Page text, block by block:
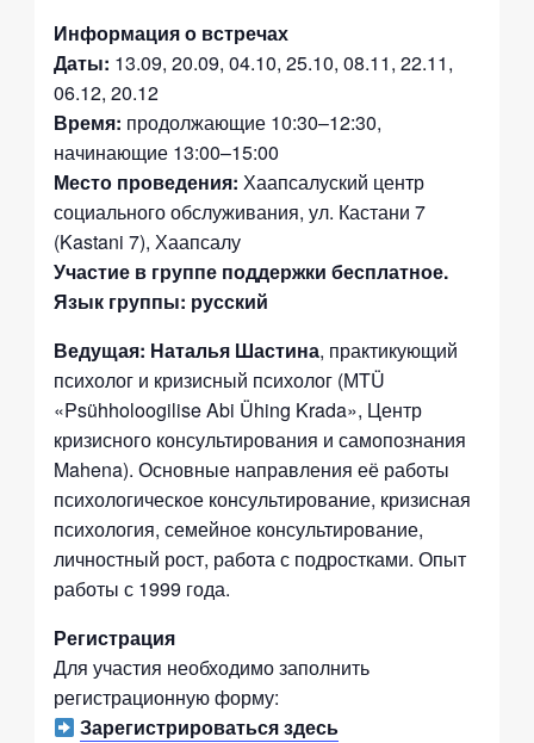
Информация о встречах
Даты: 13.09, 20.09, 04.10, 25.10, 08.11, 22.11,
06.12, 20.12
Время: продолжающие 10:30–12:30,
начинающие 13:00–15:00
Место проведения: Хаапсалуский центр
социального обслуживания, ул. Кастани 7
(Kastani 7), Хаапсалу
Участие в группе поддержки бесплатное.
Язык группы: русский
Ведущая: Наталья Шастина, практикующий
психолог и кризисный психолог (МTÜ
«Psühholoogilise Abi Ühing Krada», Центр
кризисного консультирования и самопознания
Mahena). Основные направления её работы
психологическое консультирование, кризисная
психология, семейное консультирование,
личностный рост, работа с подростками. Опыт
работы с 1999 года.
Регистрация
Для участия необходимо заполнить
регистрационную форму:
Зарегистрироваться здесь